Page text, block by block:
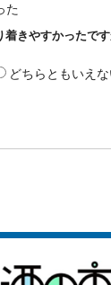
た
きやすかったです
どちらともいえ